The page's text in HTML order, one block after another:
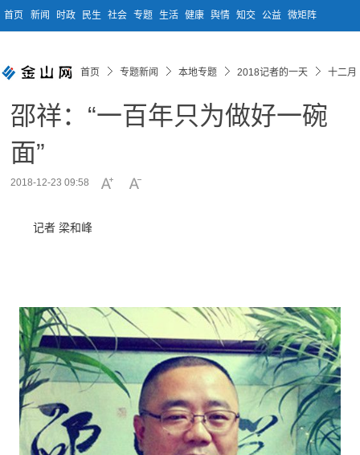
首页 新闻 时政 民生 社会 专题 生活 健康 舆情 知交 公益 微矩阵
首页 专题新闻 本地专题 2018记者的一天 十二月
邵祥：“一百年只为做好一碗
面”
2018-12-23 09:58
记者 梁和峰